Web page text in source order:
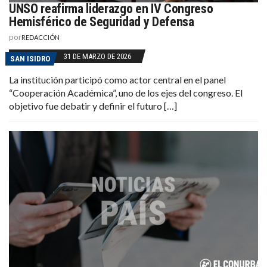
UNSO reafirma liderazgo en IV Congreso
Hemisférico de Seguridad y Defensa
porREDACCIÓN
SAN ISIDRO 31 DE MARZO DE 2026
La institución participó como actor central en el panel
“Cooperación Académica”, uno de los ejes del congreso. El
objetivo fue debatir y definir el futuro […]